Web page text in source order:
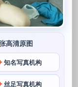
高清原图
知名写真机构
丝足写真机构